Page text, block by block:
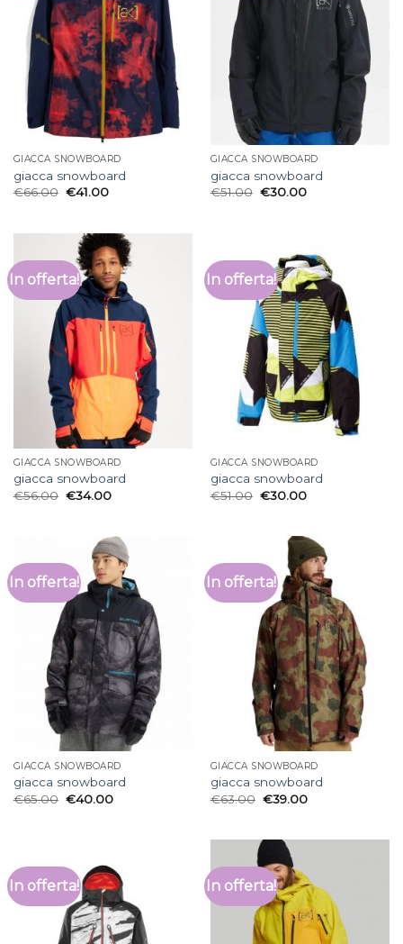
GIACCA SNOWBOARD
giacca snowboard
€66.00 €41.00
GIACCA SNOWBOARD
giacca snowboard
€51.00 €30.00
In offerta!
GIACCA SNOWBOARD
giacca snowboard
€56.00 €34.00
In offerta!
GIACCA SNOWBOARD
giacca snowboard
€51.00 €30.00
In offerta!
GIACCA SNOWBOARD
giacca snowboard
€65.00 €40.00
In offerta!
GIACCA SNOWBOARD
giacca snowboard
€63.00 €39.00
In offerta! In offerta!